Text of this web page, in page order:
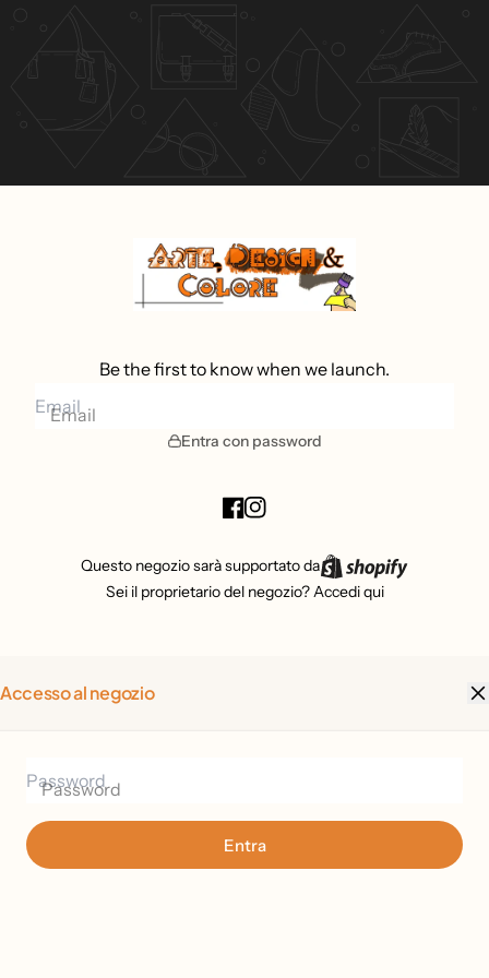
Be the first to know when we launch.
Email
Entra con password
Questo negozio sarà supportato da
Sei il proprietario del negozio?Accedi qui
Accesso al negozio
Password
Entra